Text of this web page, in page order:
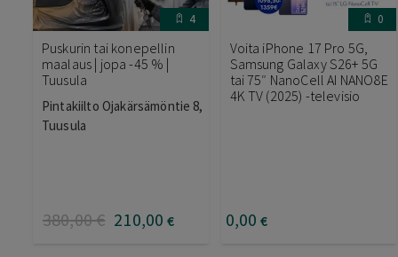
4
Puskurin tai konepellin
maalaus | jopa -45 % |
Tuusula
Pintakiilto Ojakärsämöntie 8,
Tuusula
380,00€ 210,00 €
0
Voita iPhone 17 Pro 5G,
Samsung Galaxy S26+ 5G
tai 75″ NanoCell AI NANO8E
4K TV (2025) -televisio
0,00 €